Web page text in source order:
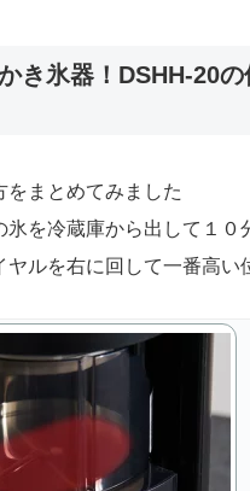
き氷器！DSHH-20
をまとめてみました
氷を冷蔵庫から出して１０
ヤルを右に回して一番高い